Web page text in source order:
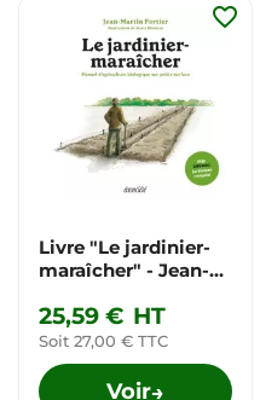
Livre "Le jardinier-
maraîcher" - Jean-
25,59 € HT
Soit 27,00 € TTC
Voir→
favorite_border